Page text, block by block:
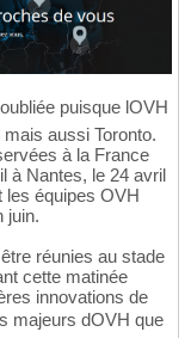
puisque lOVH
aussi Toronto.
à la France
à Nantes, le 24 avril
les équipes OVH
juin.
réunies au stade
cette matinée
innovations de
majeurs dOVH que